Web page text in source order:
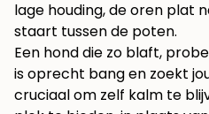
lage houding, de oren plat
staart tussen de poten.
Een hond die zo blaft,
is oprecht bang en zoekt
cruciaal om zelf kalm te